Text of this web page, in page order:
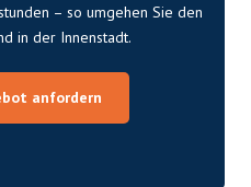
– so umgehen Sie den
in der Innenstadt.
anfordern